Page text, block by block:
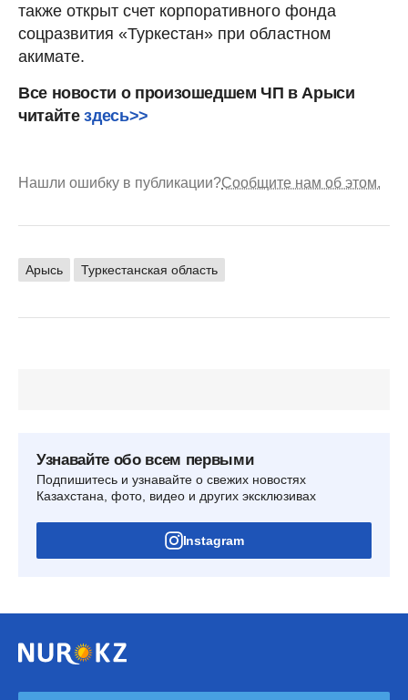
также открыт счет корпоративного фонда
соцразвития «Туркестан» при областном
акимате.
Все новости о произошедшем ЧП в Арыси
читайте здесь>>
Нашли ошибку в публикации?Сообщите нам об этом.
Арысь Туркестанская область
Узнавайте обо всем первыми
Подпишитесь и узнавайте о свежих новостях
Казахстана, фото, видео и других эксклюзивах
Instagram